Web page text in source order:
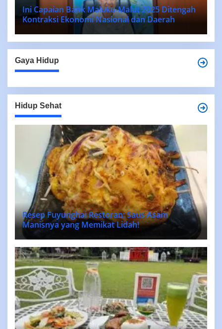
Ini Capaian Bank Maluku-Malut 2025 Ditengah
Kontraksi Ekonomi Nasional dan Daerah
Gaya Hidup
Hidup Sehat
Resep Fuyunghai Restoran: Saus Asam
Manisnya yang Memikat Lidah!